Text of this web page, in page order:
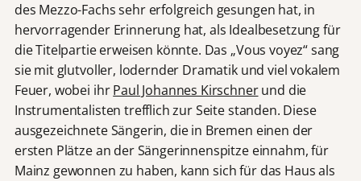
des Mezzo-Fachs sehr erfolgreich gesungen hat, in
hervorragender Erinnerung hat, als Idealbesetzung für
die Titelpartie erweisen könnte. Das „Vous voyez“ sang
sie mit glutvoller, lodernder Dramatik und viel vokalem
Feuer, wobei ihrPaul Johannes Kirschnerund die
Instrumentalisten trefflich zur Seite standen. Diese
ausgezeichnete Sängerin, die in Bremen einen der
ersten Plätze an der Sängerinnenspitze einnahm, für
Mainz gewonnen zu haben, kann sich für das Haus als